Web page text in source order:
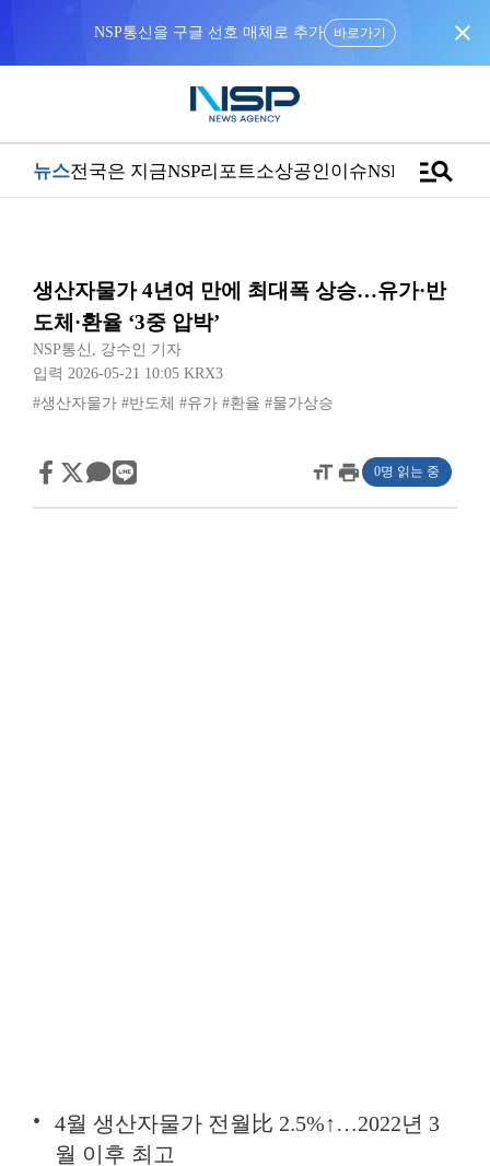
NSP통신을 구글 선호 매체로 추가 바로가기 close
뉴스전국은 지금NSP리포트소상공인이슈NSPTVmanage_search
생산자물가 4년여 만에 최대폭 상승…유가·반
도체·환율 ‘3중 압박’
NSP통신 , 강수인 기자
입력 2026-05-21 10:05 KRX3
#생산자물가 #반도체 #유가 #환율 #물가상승
format_sizeprint 0명 읽는 중
4월 생산자물가 전월比 2.5%↑…2022년 3
월 이후 최고